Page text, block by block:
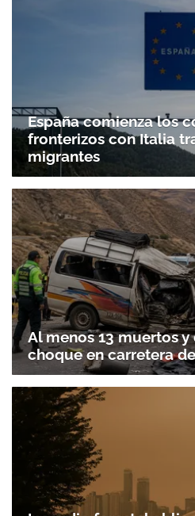
España comienza los
fronterizos con Italia
migrantes
Al menos 13 muertos
choque en carretera